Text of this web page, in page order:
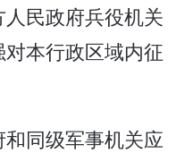
民政府兵役机关
本行政区域内征
同级军事机关应